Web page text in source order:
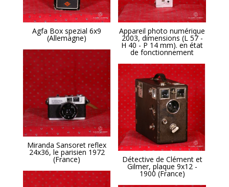
Agfa Box spezial 6x9
(Allemagne)
Appareil photo numérique
2003, dimensions (L 57 -
H 40 - P 14 mm). en état
de fonctionnement
Miranda Sansoret reflex
24x36, le parisien 1972
(France) Détective de Clément et
Gilmer, plaque 9x12 -
1900 (France)